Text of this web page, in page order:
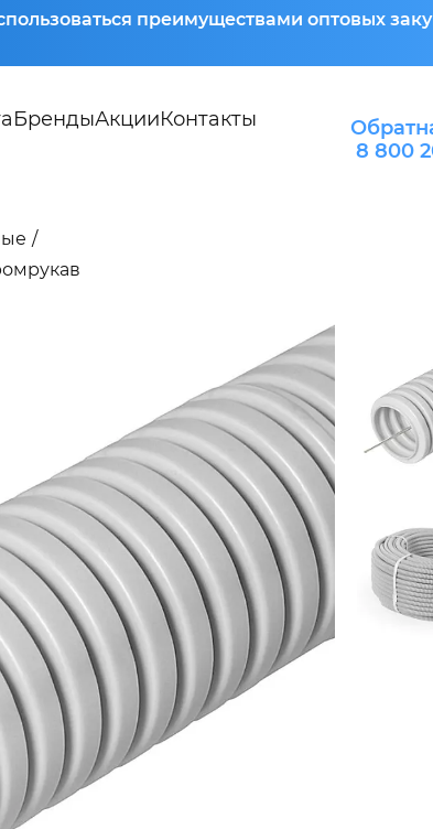
преимуществами оптовых
БрендыАкцииКонтакты
8 800